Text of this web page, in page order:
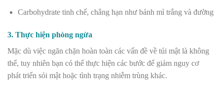
Carbohydrate tinh chế, chẳng hạn như bánh mì trắng và đường
3. Thực hiện phòng ngừa
Mặc dù việc ngăn chặn hoàn toàn các vấn đề về túi mật là không
thể, tuy nhiên bạn có thể thực hiện các bước để giảm nguy cơ
phát triển sỏi mật hoặc tình trạng nhiễm trùng khác.